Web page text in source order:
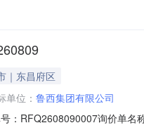
｜东昌府区
单位： 鲁西集团有限公司
：RFQ2608090007询价单